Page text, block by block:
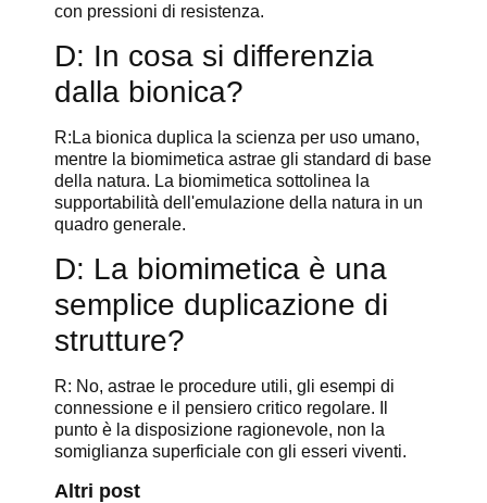
con pressioni di resistenza.
D: In cosa si differenzia
dalla bionica?
R:La bionica duplica la scienza per uso umano,
mentre la biomimetica astrae gli standard di base
della natura. La biomimetica sottolinea la
supportabilità dell'emulazione della natura in un
quadro generale.
D: La biomimetica è una
semplice duplicazione di
strutture?
R: No, astrae le procedure utili, gli esempi di
connessione e il pensiero critico regolare. Il
punto è la disposizione ragionevole, non la
somiglianza superficiale con gli esseri viventi.
Altri post